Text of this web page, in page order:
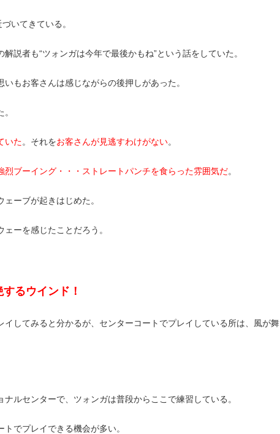
いてきている。
説者も“ツォンガは今年で最後かもね”という話をしていた。
もお客さんは感じながらの後押しがあった。
いた。それをお客さんが見逃すわけがない。
烈ブーイング・・・ストレートパンチを食らった雰囲気だ。
ーブが起きはじめた。
ェーを感じたことだろう。
るウインド！
してみると分かるが、センターコートでプレイしている所は、風が舞
ルセンターで、ツォンガは普段からここで練習している。
でプレイできる機会が多い。